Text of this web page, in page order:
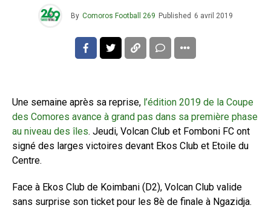
By Comoros Football 269 Published 6 avril 2019
Une semaine après sa reprise, l’édition 2019 de la Coupe
des Comores avance à grand pas dans sa première phase
au niveau des îles. Jeudi, Volcan Club et Fomboni FC ont
signé des larges victoires devant Ekos Club et Etoile du
Centre.
Face à Ekos Club de Koimbani (D2), Volcan Club valide
sans surprise son ticket pour les 8è de finale à Ngazidja.